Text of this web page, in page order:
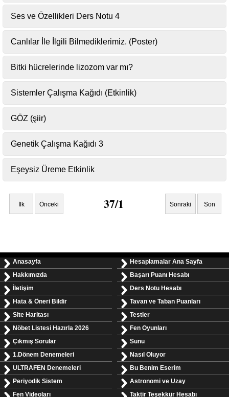
Ses ve Özellikleri Ders Notu 4
Canlılar İle İlgili Bilmediklerimiz. (Poster)
Bitki hücrelerinde lizozom var mı?
Sistemler Çalışma Kağıdı (Etkinlik)
GÖZ (şiir)
Genetik Çalışma Kağıdı 3
Eşeysiz Üreme Etkinlik
İlk Önceki 37/1 Sonraki Son
Anasayfa
Hakkımızda
İletişim
Hata & Öneri Bildir
Site Haritası
Nöbet Listesi Hazırla 2026
Çıkmış Sorular
1.Dönem Denemeleri
ULTRAFEN Denemeleri
Periyodik Sistem
Fen Videoları
Hesaplamalar Ana Sayfa
Başarı Puanı Hesabı
Ders Notu Hesabı
Tavan ve Taban Puanları
Testler
Fen Oyunları
Sunu
Nasıl Oluyor
Bu Benim Eserim
Astronomi ve Uzay
Taktir Teşekkür Hesabı